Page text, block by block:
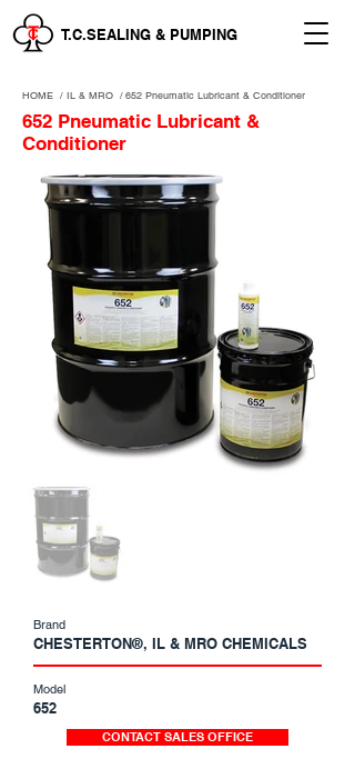
T.C.SEALING & PUMPING
HOME / IL & MRO /652 Pneumatic Lubricant & Conditioner
652 Pneumatic Lubricant &
Conditioner
Brand
CHESTERTON®, IL & MRO CHEMICALS
Model
652
CONTACT SALES OFFICE